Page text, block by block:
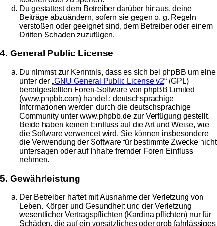
Du gestattest dem Betreiber darüber hinaus, deine
Beiträge abzuändern, sofern sie gegen o. g. Regeln
verstoßen oder geeignet sind, dem Betreiber oder einem
Dritten Schaden zuzufügen.
4. General Public License
Du nimmst zur Kenntnis, dass es sich bei phpBB um eine
unter der „GNU General Public License v2“ (GPL)
bereitgestellten Foren-Software von phpBB Limited
(www.phpbb.com) handelt; deutschsprachige
Informationen werden durch die deutschsprachige
Community unter www.phpbb.de zur Verfügung gestellt.
Beide haben keinen Einfluss auf die Art und Weise, wie
die Software verwendet wird. Sie können insbesondere
die Verwendung der Software für bestimmte Zwecke nicht
untersagen oder auf Inhalte fremder Foren Einfluss
nehmen.
5. Gewährleistung
Der Betreiber haftet mit Ausnahme der Verletzung von
Leben, Körper und Gesundheit und der Verletzung
wesentlicher Vertragspflichten (Kardinalpflichten) nur für
Schäden, die auf ein vorsätzliches oder grob fahrlässiges